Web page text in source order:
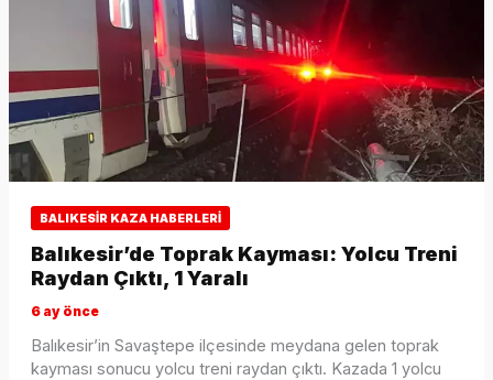
BALIKESIR KAZA HABERLERI
Balıkesir’de Toprak Kayması: Yolcu Treni
Raydan Çıktı, 1 Yaralı
6 ay önce
Balıkesir’in Savaştepe ilçesinde meydana gelen toprak
kayması sonucu yolcu treni raydan çıktı. Kazada 1 yolcu